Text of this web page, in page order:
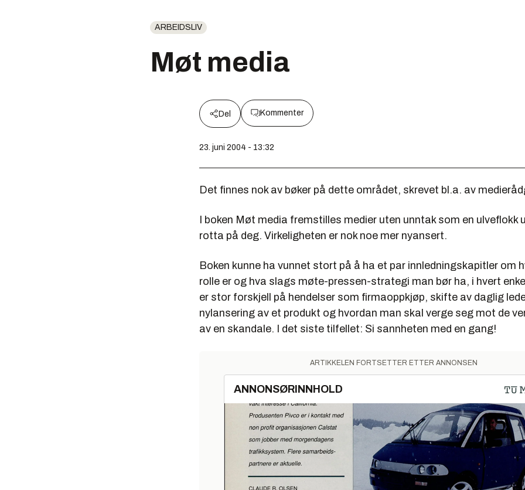
ARBEIDSLIV
Møt media
Del Kommenter
23. juni 2004 - 13:32
Det finnes nok av bøker på dette området, skrevet bl.a. av
I boken Møt media fremstilles medier uten unntak som en ulveflokk
rotta på deg. Virkeligheten er nok noe mer nyansert.
Boken kunne ha vunnet stort på å ha et par innledningskapitler om
rolle er og hva slags møte-pressen-strategi man bør ha, i hvert
er stor forskjell på hendelser som firmaoppkjøp, skifte av daglig
nylansering av et produkt og hvordan man skal verge seg mot de
av en skandale. I det siste tilfellet: Si sannheten med en gang!
ARTIKKELEN FORTSETTER ETTER ANNONSEN
ANNONSØRINNHOLD